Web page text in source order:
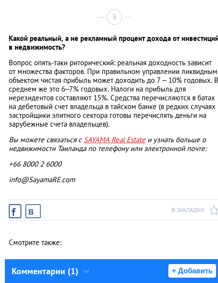
5
Какой реальный, а не рекламный процент дохода от
в недвижимость?
Вопрос опять-таки риторический: реальная доходность зависит
от множества факторов. При правильном управлении ликвидным
объектом чистая прибыль может доходить до 7 – 10% годовых. В
среднем же это 6–7% годовых. Налоги на прибыль для
нерезидентов составляют 15%. Средства перечисляются в батах
на дебетовый счет владельца в тайском банке (в редких случаях
застройщики элитного сектора готовы перечислять деньги на
зарубежные счета владельцев).
Вы можете связаться с SAYAMA Real Estateи узнать больше о
недвижимости Таиланда по телефону или электронной почте:
+66 8000 2 6000
info@SayamaRE.com
В ЗАКЛАДКИ
Смотрите также:
Комментарии (1) + Добавить